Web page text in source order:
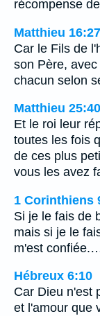
récompense
Matthieu 16:27
Car le Fils de
son Père,
chacun selon
Matthieu 25:40
Et le roi leur
toutes les fois
de ces plus
vous les avez
1 Corinthiens
Si je le fais de
mais si je le
m'est
Hébreux 6:10
Car Dieu n'est
et l'amour que